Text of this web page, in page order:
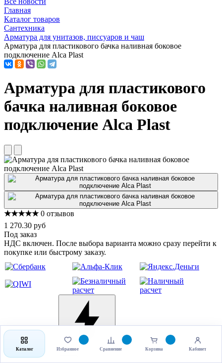
Главная
Каталог товаров
Сантехника
Арматура для унитазов, писсуаров и чаш
Арматура для пластикового бачка наливная боковое
подключение Alca Plast
Арматура для пластикового
бачка наливная боковое
подключение Alca Plast
★★★★★ 0 отзывов
1 270.30 руб
Под заказ
НДС включен. После выбора варианта можно сразу перейти к
покупке или быстрому заказу.
Выбрать товар
Купить в 1 клик
Каталог Избранное Сравнение Корзина Кабинет